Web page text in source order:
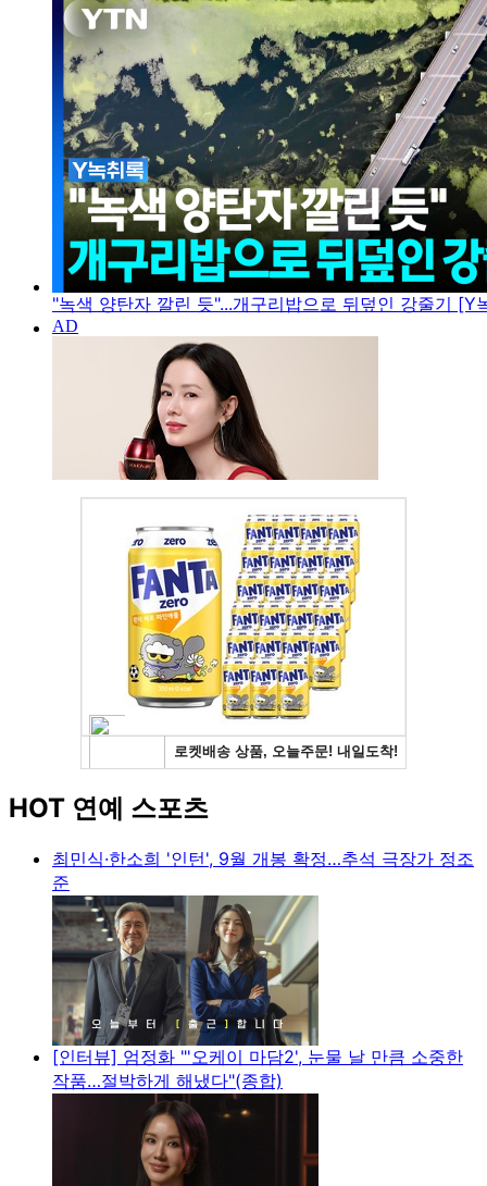
"녹색 양탄자 깔린 듯"...개구리밥으로 뒤덮인 강줄기 [Y
HOT 연예 스포츠
최민식·한소희 '인턴', 9월 개봉 확정…추석 극장가 정조
준
[인터뷰] 엄정화 "'오케이 마담2', 눈물 날 만큼 소중한
작품…절박하게 해냈다"(종합)